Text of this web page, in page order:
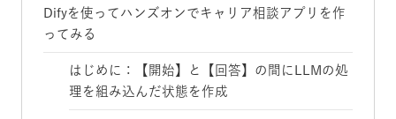
Difyを使ってハンズオンでキャリア相談アプリを作
ってみる
はじめに：【開始】と【回答】の間にLLMの処
理を組み込んだ状態を作成